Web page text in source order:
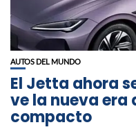
AUTOS DEL MUNDO
El Jetta ahora
ve la nueva era
compacto